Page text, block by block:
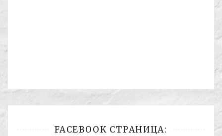
FACEBOOK СТРАНИЦА: